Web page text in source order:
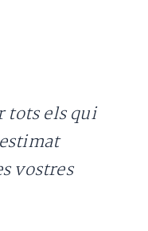
tots els qui
vostres